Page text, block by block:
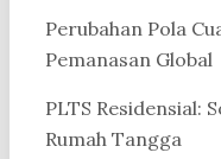
Perubahan Pola
Pemanasan Global
PLTS Residensial:
Rumah Tangga